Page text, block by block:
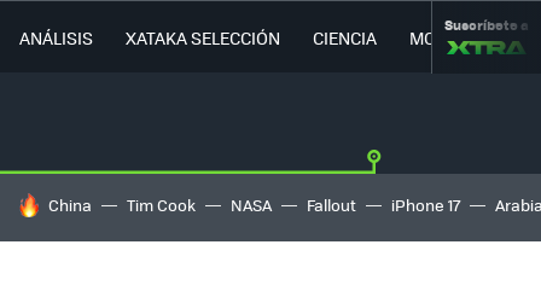
ANÁLISIS XATAKA SELECCIÓN CIENCIA MOVILIDAD
Suscríbete a
HOY SE HABLA DE
China Tim Cook NASA Fallout iPhone 17